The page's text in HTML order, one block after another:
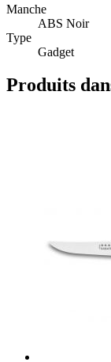
Manche
ABS Noir
Type
Gadget
Produits